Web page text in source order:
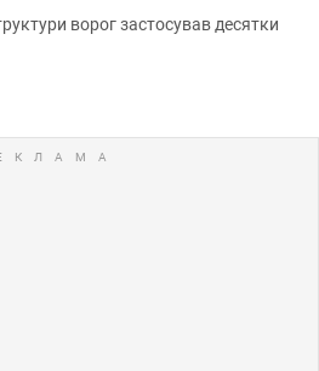
ворог застосував десятки